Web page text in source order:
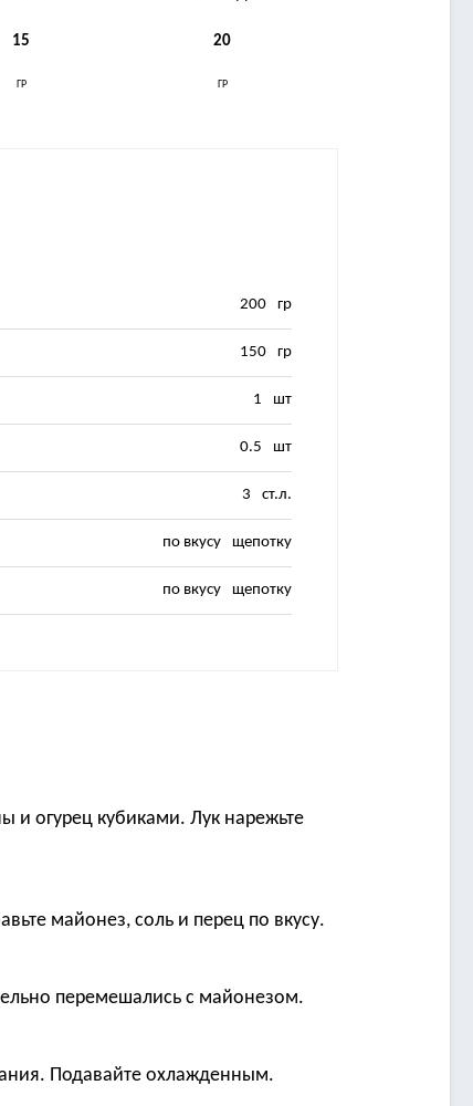
15 20
ГР ГР
200 гр
150 гр
1 шт
0.5 шт
3 ст.л.
по вкусу щепотку
по вкусу щепотку
и огурец кубиками. Лук нарежьте
майонез, соль и перец по вкусу.
перемешались с майонезом.
Подавайте охлажденным.